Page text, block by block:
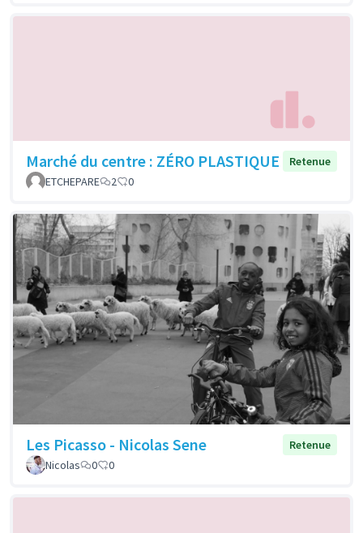
Marché du centre : ZÉRO PLASTIQUE
Retenue
ETCHEPARE
2 0
Les Picasso - Nicolas Sene
Retenue
Nicolas
0 0